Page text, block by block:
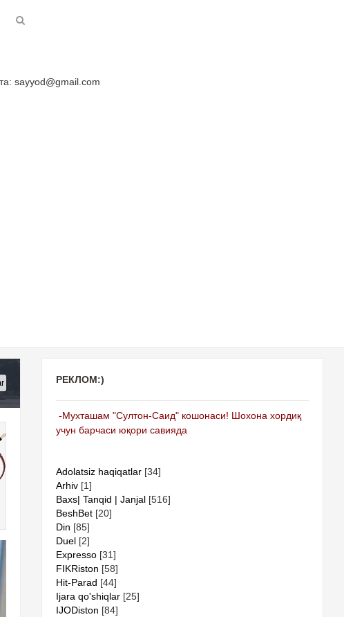
sayyod@gmail.com
РЕКЛОМ:)
-Мухташам "Султон-Саид" кошонаси! Шохона хордиқ
учун барчаси юқори савияда
Adolatsiz haqiqatlar [34]
Arhiv [1]
Baxs| Tanqid | Janjal [516]
BeshBet [20]
Din [85]
Duel [2]
Expresso [31]
FIKRiston [58]
Hit-Parad [44]
Ijara qo'shiqlar [25]
IJODiston [84]